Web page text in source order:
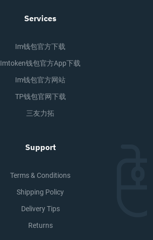
Services
Im钱包官方下载
Imtoken钱包官方app下载
Im钱包官方网站
TP钱包官网下载
三友力拓
Support
Terms & Conditions
Shipping Policy
Delivery Tips
Returns